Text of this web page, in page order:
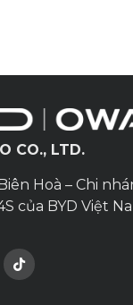
CO., LTD.
Hoà – Chi
của BYD Việt